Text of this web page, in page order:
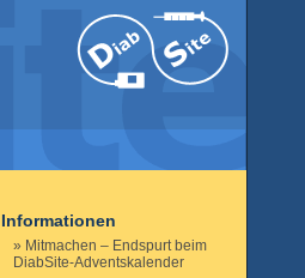
Informationen
Mitmachen – Endspurt beim
DiabSite-Adventskalender